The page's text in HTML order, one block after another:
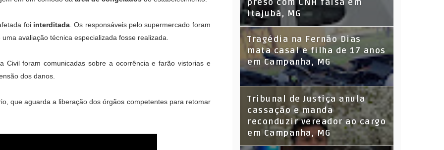
foi interditada. Os responsáveis pelo supermercado foram
avaliação técnica especializada fosse realizada.
Civil foram comunicadas sobre a ocorrência e farão vistorias e
dos danos.
que aguarda a liberação dos órgãos competentes para retomar
preso com CNH falsa em
Itajubá, MG
Tragédia na Fernão Dias
mata casal e filha de 17 anos
em Campanha, MG
Tribunal de Justiça anula
cassação e manda
reconduzir vereador ao cargo
em Campanha, MG